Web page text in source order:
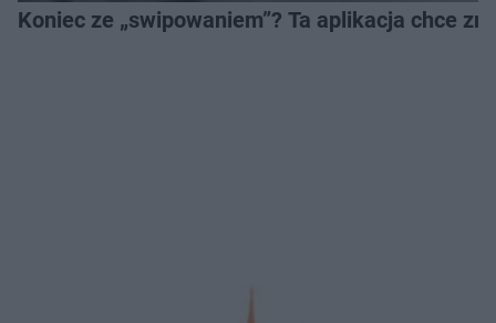
Koniec ze „swipowaniem”? Ta aplikacja chce